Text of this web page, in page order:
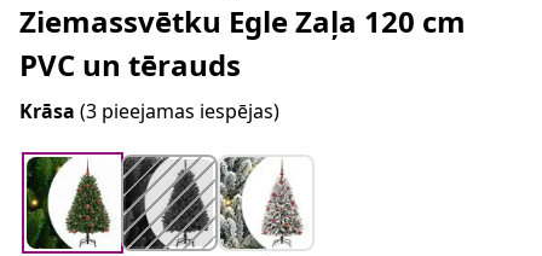
Ziemassvētku Egle Zaļa 120 cm
PVC un tērauds
Krāsa (3 pieejamas iespējas)